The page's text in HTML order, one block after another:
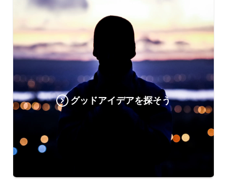
グッドアイデアを探そう